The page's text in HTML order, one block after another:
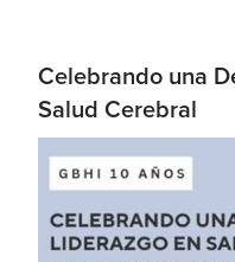
Celebrando una
Salud Cerebral